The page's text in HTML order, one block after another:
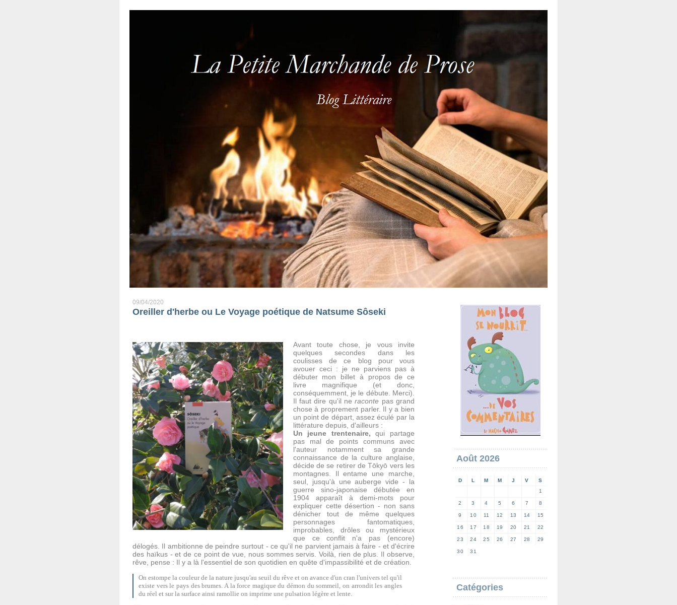
Août 2026
D L M M J V
S
1
2 3 4 5 6 7 8
9 10 11 12 13 14 15
16 17 18 19 20 21 22
23 24 25 26 27 28 29
30 31
Catégories
09/04/2020
Oreiller d'herbe ou Le Voyage poétique de Natsume Sôseki
Avant toute chose, je vous invite
quelques secondes dans les
coulisses de ce blog pour vous
avouer ceci : je ne parviens pas à
débuter mon billet à propos de ce
livre magnifique (et donc,
conséquemment, je le débute. Merci).
Il faut dire qu'il neraconte pas grand
chose à proprement parler. Il y a bien
un point de départ, assez éculé par la
littérature depuis, d'ailleurs :
Un jeune trentenaire, qui partage
pas mal de points communs avec
l'auteur notamment sa grande
connaissance de la culture anglaise,
décide de se retirer deTōkyō vers les
montagnes. Il entame une marche,
seul, jusqu'à une auberge vide - la
guerre sino-japonaise débutée en
1904 apparaît à demi-mots pour
expliquer cette désertion - non sans
dénicher tout de même quelques
personnages fantomatiques,
improbables, drôles ou mystérieux
que ce conflit n'a pas (encore)
délogés. Il ambitionne de peindre surtout - ce qu'il ne parvient jamais à faire - et d'écrire
des haïkus - et de ce point de vue, nous sommes servis. Voilà, rien de plus. Il observe,
rêve, pense : Il y a là l'essentiel de son quotidien en quête d'impassibilité et de création.
On estompe la couleur de la nature jusqu'au seuil du rêve et on avance d'un cran l'univers tel qu'il
existe vers le pays des brumes. A la force magique du démon du sommeil, on arrondit les angles
du réel et sur la surface ainsi ramollie on imprime une pulsation légère et lente.